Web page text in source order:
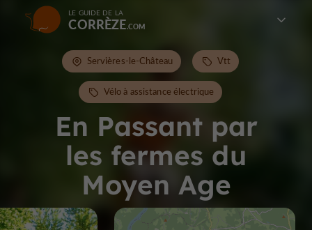
LE GUIDE DE LA
CORRÈZE
En Passant par
les fermes du
Moyen Age
Servières-le-Château Vtt
Vélo à assistance électrique